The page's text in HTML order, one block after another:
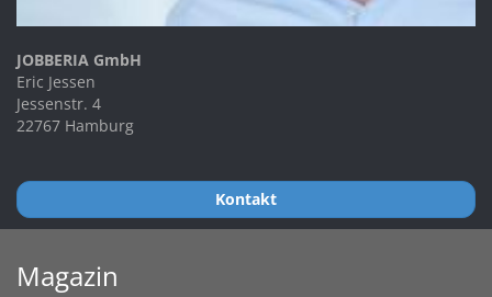
JOBBERIA GmbH
Eric Jessen
Jessenstr. 4
22767 Hamburg
Kontakt
Magazin